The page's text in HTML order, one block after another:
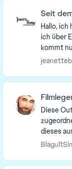
Seit
Hallo, ich habe ein neuen Gaming Pc und jetzt habe
ich über
kommt
defekt
Diese
dieses